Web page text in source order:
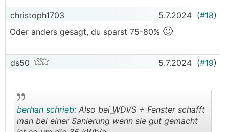
christoph1703 5.7.2024 (#18)
Oder anders gesagt, du sparst 75-80% 🙂
ds50 5.7.2024 (#19)
berhan schrieb: Also bei WDVS + Fenster schafft
man bei einer Sanierung wenn sie gut gemacht